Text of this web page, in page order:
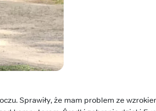
Sprawiły, że mam problem ze